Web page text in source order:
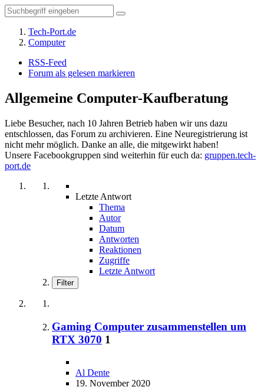
Tech-Port.de
Computer
RSS-Feed
Forum als gelesen markieren
Allgemeine Computer-Kaufberatung
Liebe Besucher, nach 10 Jahren Betrieb haben wir uns dazu
entschlossen, das Forum zu archivieren. Eine Neuregistrierung ist
nicht mehr möglich. Danke an alle, die mitgewirkt haben!
Unsere Facebookgruppen sind weiterhin für euch da: gruppen.tech-
port.de
Letzte Antwort
Thema
Autor
Datum
Antworten
Reaktionen
Zugriffe
Letzte Antwort
Filter
Gaming Computer zusammenstellen um
RTX 3070 1
Al Dente
19. November 2020